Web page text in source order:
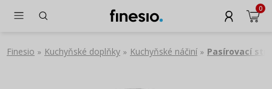
0
Finesio » Kuchyňské doplňky » Kuchyňské náčiní » Pasírovací